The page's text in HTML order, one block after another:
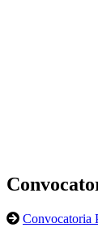
Convocatoria